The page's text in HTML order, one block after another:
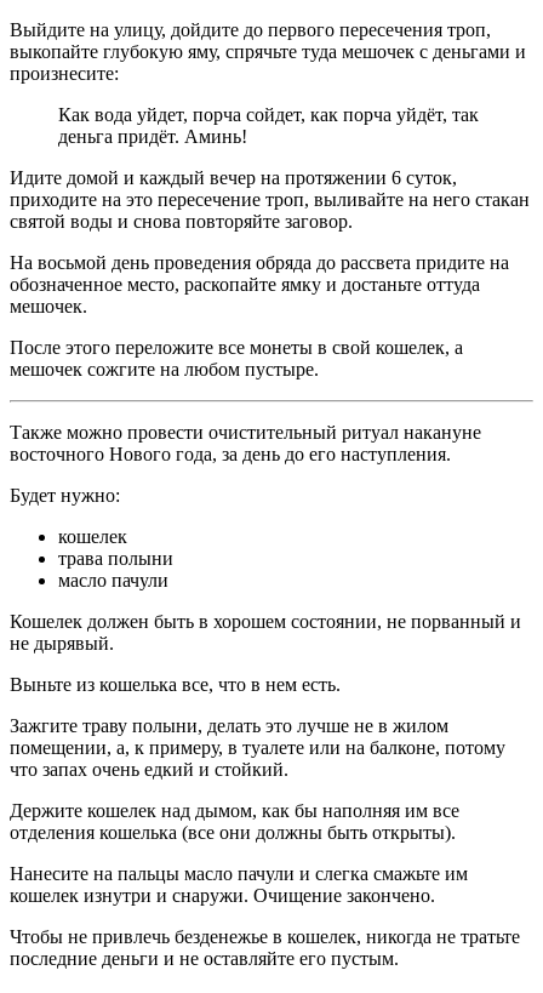
Выйдите на улицу, дойдите до первого пересечения троп,
выкопайте глубокую яму, спрячьте туда мешочек с деньгами и
произнесите:
Как вода уйдет, порча сойдет, как порча уйдёт, так
деньга придёт. Аминь!
Идите домой и каждый вечер на протяжении 6 суток,
приходите на это пересечение троп, выливайте на него стакан
святой воды и снова повторяйте заговор.
На восьмой день проведения обряда до рассвета придите на
обозначенное место, раскопайте ямку и достаньте оттуда
мешочек.
После этого переложите все монеты в свой кошелек, а
мешочек сожгите на любом пустыре.
Также можно провести очистительный ритуал накануне
восточного Нового года, за день до его наступления.
Будет нужно:
кошелек
трава полыни
масло пачули
Кошелек должен быть в хорошем состоянии, не порванный и
не дырявый.
Выньте из кошелька все, что в нем есть.
Зажгите траву полыни, делать это лучше не в жилом
помещении, а, к примеру, в туалете или на балконе, потому
что запах очень едкий и стойкий.
Держите кошелек над дымом, как бы наполняя им все
отделения кошелька (все они должны быть открыты).
Нанесите на пальцы масло пачули и слегка смажьте им
кошелек изнутри и снаружи. Очищение закончено.
Чтобы не привлечь безденежье в кошелек, никогда не тратьте
последние деньги и не оставляйте его пустым.